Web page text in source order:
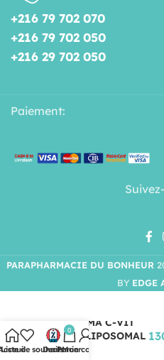
+216 79 702 070
+216 79 702 050
+216 29 702 050
Paiement:
PARAPHARMACIE DU BONHEUR
BY EDGE
SESDERMA C-VIT
SÉRUM LIPOSOMAL
30ML
Liste de souhaits
Deals
0
Panier
Mon compte